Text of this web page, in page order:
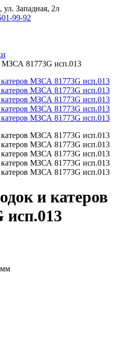
ул. Западная, 2л
99-92
МЗСА 81773G исп.013
и катеров
мм